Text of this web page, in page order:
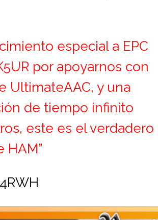
especial a EPC
por apoyarnos con
UltimateAAC, y una
de tiempo infinito
este es el verdadero
HAM”